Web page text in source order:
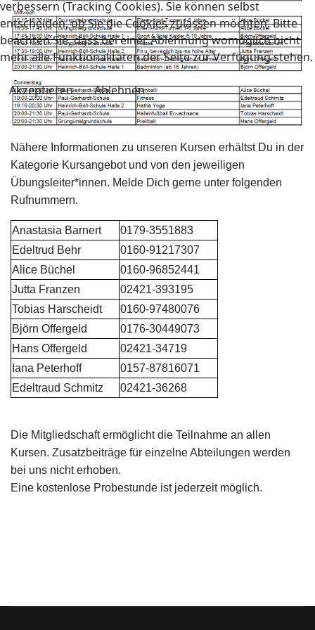
Nähere Informationen zu unseren Kursen erhältst Du in der
Kategorie Kursangebot und von den jeweiligen
Übungsleiter*innen. Melde Dich gerne unter folgenden
Rufnummern.
Anastasia Barnert
0179-3551883
Edeltrud Behr
0160-91217307
Alice Büchel
0160-96852441
Jutta Franzen
02421-393195
Tobias Harscheidt
0160-97480076
Björn Offergeld
0176-30449073
Hans Offergeld
02421-34719
Iana Peterhoff
0157-87816071
Edeltraud Schmitz
02421-36268
Die Mitgliedschaft ermöglicht die Teilnahme an allen
Kursen. Zusatzbeiträge für einzelne Abteilungen werden
bei uns nicht erhoben.
Eine kostenlose Probestunde ist jederzeit möglich.
verbessern (Tracking Cookies). Sie können selbst
entscheiden, ob Sie die Cookies zulassen möchten. Bitte
beachten Sie, dass bei einer Ablehnung womöglich nicht
mehr alle Funktionalitäten der Seite zur Verfügung stehen.
Akzeptieren Ablehnen